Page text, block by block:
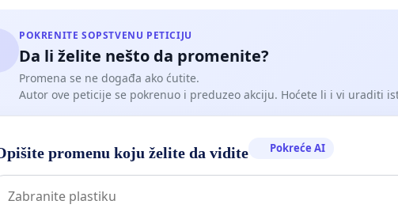
POKRENITE SOPSTVENU PETICIJU
Da li želite nešto da promenite?
Promena se ne događa ako ćutite.
Autor ove peticije se pokrenuo i preduzeo akciju. Hoćete li i vi uraditi
promenu koju želite da vidite Pokreće AI